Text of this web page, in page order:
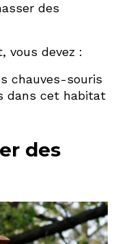
des
vous devez :
chauves-souris
dans cet habitat
des